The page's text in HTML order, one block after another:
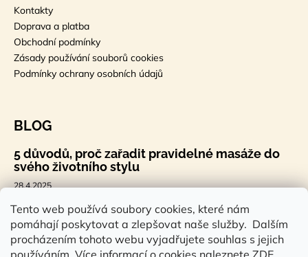
Tento web používá soubory cookies, které nám
pomáhají poskytovat a zlepšovat naše služby. Dalším
procházením tohoto webu vyjadřujete souhlas s jejich
používáním. Více informací o cookies naleznete ZDE
Kontakty
Doprava a platba
Obchodní podmínky
Zásady používání souborů cookies
Podmínky ochrany osobních údajů
BLOG
5 důvodů, proč zařadit pravidelné masáže do
svého životního stylu
28.4.2025
🐣 Velikonoční styl, který tě bude bavit
7.4.2025
Sauna a saunová terapie: Cesta ke zdraví a